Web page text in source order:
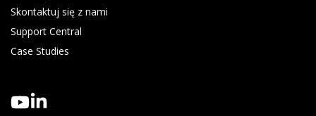
Skontaktuj się z nami
Support Central
Case Studies